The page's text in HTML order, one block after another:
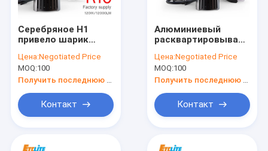
Серебряное H1
привело шарик
алюминиевый
материал ROHS
одобрил
Цена:Negotiated Price
MOQ:100
Контакт
Алюминиевый
расквартировывая
цветовую
температуру
шариков H4 5000lm
6000k фары
Цена:Negotiated Price
MOQ:100
Контакт